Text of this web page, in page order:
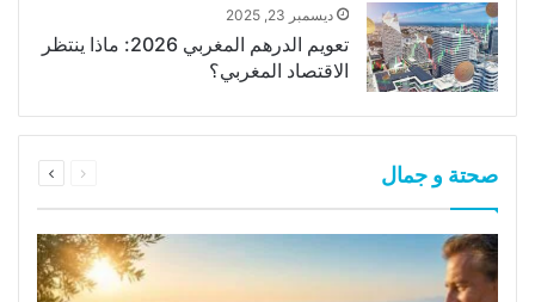
ديسمبر 23, 2025
تعويم الدرهم المغربي 2026: ماذا ينتظر
الاقتصاد المغربي؟
صحتة و جمال
الصفحة